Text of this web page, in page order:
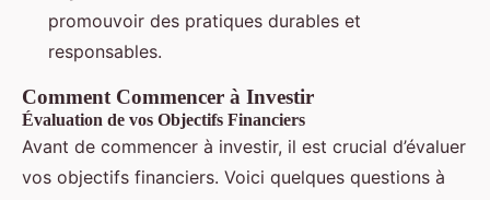
promouvoir des pratiques durables et
responsables.
Comment Commencer à Investir
Évaluation de vos Objectifs Financiers
Avant de commencer à investir, il est crucial d’évaluer
vos objectifs financiers. Voici quelques questions à